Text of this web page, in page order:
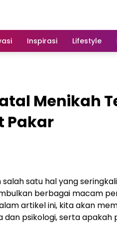
Inspirasi Lifestyle
Menikah
Pakar
satu hal yang
berbagai macam
artikel ini, kita akan
psikologi, serta apakah